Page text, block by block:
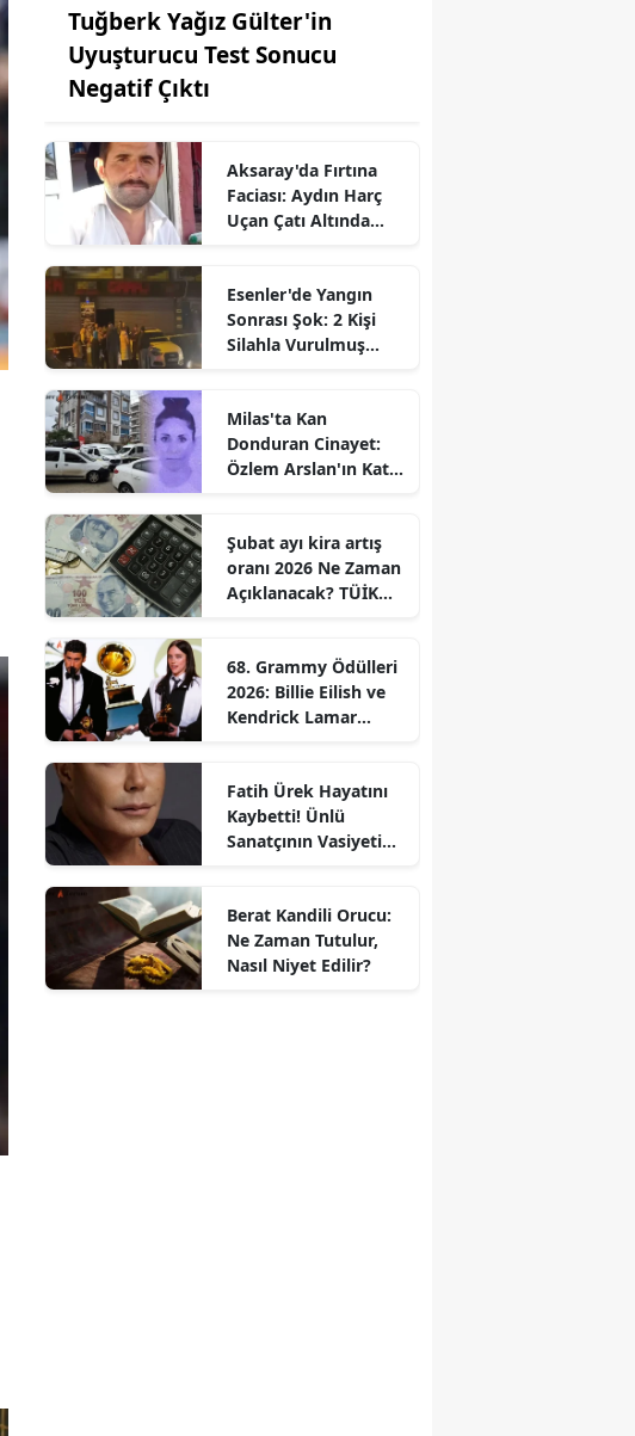
Tuğberk Yağız Gülter'in
Uyuşturucu Test Sonucu
Negatif Çıktı
Aksaray'da Fırtına
Faciası: Aydın Harç
Uçan Çatı Altında
Esenler'de Yangın
Sonrası Şok: 2 Kişi
Silahla Vurulmuş
Milas'ta Kan
Donduran Cinayet:
Özlem Arslan'ın Katili
Şubat ayı kira artış
oranı 2026 Ne Zaman
Açıklanacak? TÜİK
68. Grammy Ödülleri
2026: Billie Eilish ve
Kendrick Lamar
Fatih Ürek Hayatını
Kaybetti! Ünlü
Sanatçının Vasiyeti
Berat Kandili Orucu:
Ne Zaman Tutulur,
Nasıl Niyet Edilir?